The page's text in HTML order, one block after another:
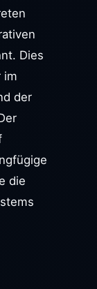
Dies
im
der
die